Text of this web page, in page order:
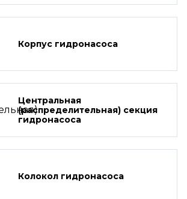
Корпус гидронасоса
Центральная
(распределительная) секция
гидронасоса
Колокол гидронасоса